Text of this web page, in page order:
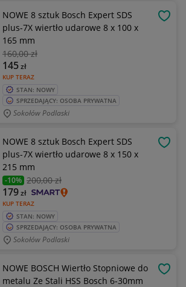
NOWE 8 sztuk Bosch Expert SDS
plus-7X wiertło udarowe 8 x 100 x
165 mm
160,00 zł
KUP TERAZ
145zł
STAN: NOWY
SPRZEDAJĄCY: OSOBA PRYWATNA
Sokołów Podlaski
NOWE 8 sztuk Bosch Expert SDS
plus-7X wiertło udarowe 8 x 150 x
215 mm
-10% 200,00 zł
KUP TERAZ
179zł
STAN: NOWY
SPRZEDAJĄCY: OSOBA PRYWATNA
Sokołów Podlaski
NOWE BOSCH Wiertło Stopniowe do
metalu Ze Stali HSS Bosch 6-30mm